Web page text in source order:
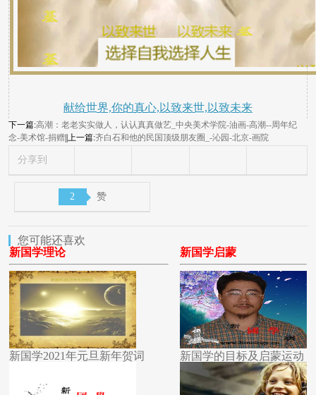
献给世界,你的真心,以致来世,以致未来
下一篇:高潮：老老实实做人，认认真真做艺_中央美术学院-油画-高潮--周年纪
念-美术馆-捐赠 ||上一篇:齐白石和他的民国顶级朋友圈_-沁园-北京-画院
分享到
2 赞
您可能还喜欢
新国学理论
新国学2021年元旦新年贺词
新国学启蒙
新国学的目标及启蒙运动